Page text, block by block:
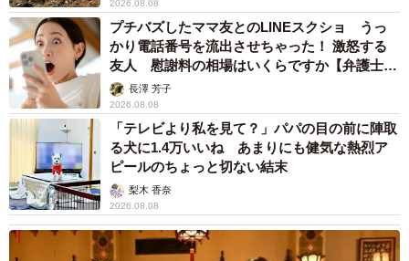
専門家曰く、『POISON』のイントロのギターリフと反町
の低音ボイスに赤ちゃんを落ち着かせる効果があるのだと
いう。自身の楽曲がタケモトピアノのCM曲と双璧をな
す“赤ちゃんが泣き止む曲”になっていることに反町は「今か
ら24年も前に作った曲が今こうして親御さんたちの助けに
なっているということは単純に嬉しい」と喜ぶも「ドラマ
の主題歌として作った楽曲なので、それがまさか“赤ちゃん
が泣き止む曲”になるとは…意外です」と驚いてもいる。
パパとして夜泣きドライブ経験も
2026.08.08
プチバズしたママ友とのLINEスクショ うっ
かり電話番号を流出させちゃった！ 激怒する
友人 慰謝料の相場はいくらですか【弁護士が
解説】長澤 芳子
2026.08.08
「テレビより私を見て？」パパの目の前に陣取
る犬に1.4万いいね あまりにも健気な熱烈ア
ピールのちょっと切ない結末
梨木 香奈
2026.08.08